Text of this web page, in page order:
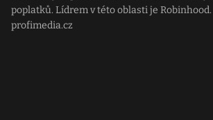
poplatků. Lídrem v této oblasti je Robinhood.
profimedia.cz